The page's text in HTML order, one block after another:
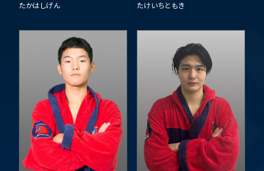
たかはしげん たけいちともき